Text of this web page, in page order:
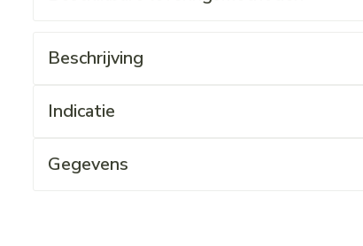
Beschrijving
Indicatie
Gegevens